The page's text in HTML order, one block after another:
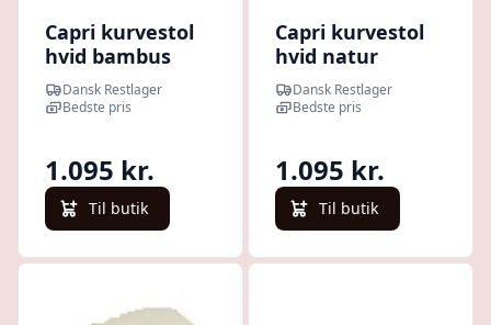
Capri kurvestol
hvid bambus
med armlæn og
hvid hynde.
Dansk Restlager
Bedste pris
1.095 kr.
Til butik
Capri kurvestol
hvid natur
rattan med
armlæn og sort
Dansk Restlager
Bedste pris
1.095 kr.
Til butik